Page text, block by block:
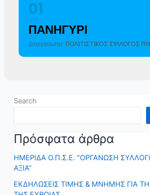
01
ΑΎΓ
ΠΑΝΗΓΥΡΙ
Διοργανωτης ΠΟΛΙΤΙΣΤΙΚΟΣ ΣΥΛΛΟΓΟΣ
Search
Πρόσφατα άρθρα
ΗΜΕΡΙΔΑ Ο.Π.Σ.Ε. “ΟΡΓΑΝΩΣΗ
ΑΞΙΑ”
ΕΚΔΗΛΩΣΕΙΣ ΤΙΜΗΣ & ΜΝΗΜΗΣ ΓΙΑ